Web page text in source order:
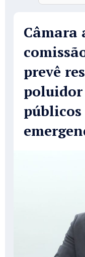
Câmara
prevê
poluidor
públicos